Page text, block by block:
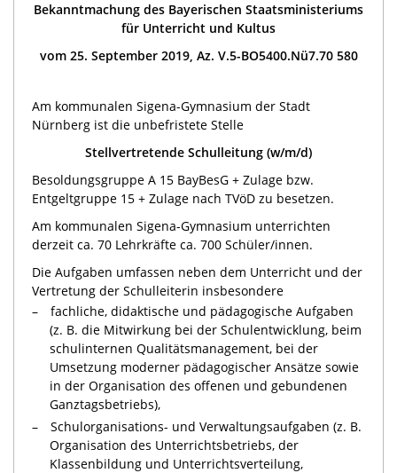
Bekanntmachung des Bayerischen Staatsministeriums
für Unterricht und Kultus
vom 25. September 2019, Az. V.5-BO5400.Nü7.70 580
Am kommunalen Sigena-Gymnasium der Stadt
Nürnberg ist die unbefristete Stelle
Stellvertretende Schulleitung (w/m/d)
Besoldungsgruppe A 15 BayBesG + Zulage bzw.
Entgeltgruppe 15 + Zulage nach TVöD zu besetzen.
Am kommunalen Sigena-Gymnasium unterrichten
derzeit ca. 70 Lehrkräfte ca. 700 Schüler/innen.
Die Aufgaben umfassen neben dem Unterricht und der
Vertretung der Schulleiterin insbesondere
fachliche, didaktische und pädagogische Aufgaben
(z. B. die Mitwirkung bei der Schulentwicklung, beim
schulinternen Qualitätsmanagement, bei der
Umsetzung moderner pädagogischer Ansätze sowie
in der Organisation des offenen und gebundenen
Ganztagsbetriebs),
Schulorganisations- und Verwaltungsaufgaben (z. B.
Organisation des Unterrichtsbetriebs, der
Klassenbildung und Unterrichtsverteilung,